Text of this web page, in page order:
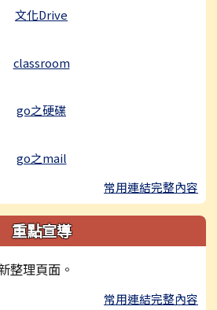
文化Drive
classroom
go之硬碟
go之mail
常用連結完整內容
重點宣導
整理頁面。
常用連結完整內容